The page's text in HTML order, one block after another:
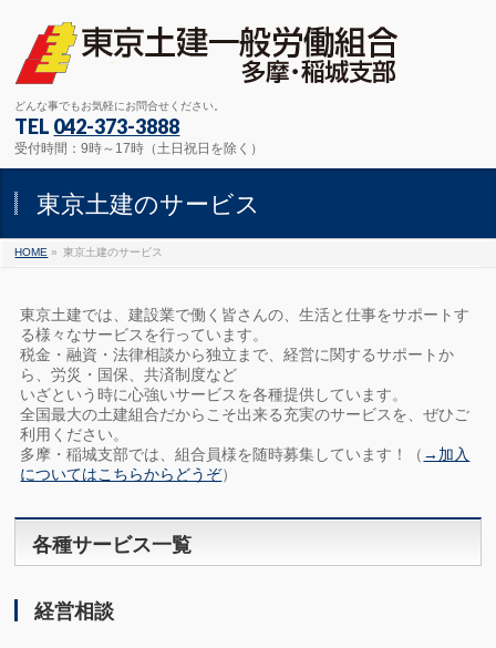
どんな事でもお気軽にお問合せください。
TEL 042-373-3888
受付時間：9時～17時（土日祝日を除く）
東京土建のサービス
HOME » 東京土建のサービス
東京土建では、建設業で働く皆さんの、生活と仕事をサポートす
る様々なサービスを行っています。
税金・融資・法律相談から独立まで、経営に関するサポートか
ら、労災・国保、共済制度など
いざという時に心強いサービスを各種提供しています。
全国最大の土建組合だからこそ出来る充実のサービスを、ぜひご
利用ください。
多摩・稲城支部では、組合員様を随時募集しています！（ →加入
についてはこちらからどうぞ）
各種サービス一覧
経営相談